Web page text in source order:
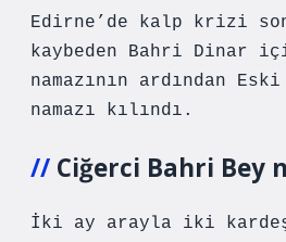
Edirne’de kalp krizi
kaybeden Bahri Dinar
namazının ardından
namazı kılındı.
Ciğerci Bahri Bey
İki ay arayla iki